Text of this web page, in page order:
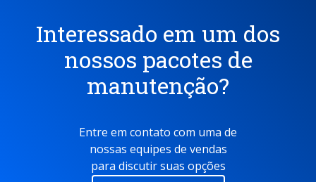
Interessado em um dos
nossos pacotes de
manutenção?
Entre em contato com uma de
nossas equipes de vendas
para discutir suas opções